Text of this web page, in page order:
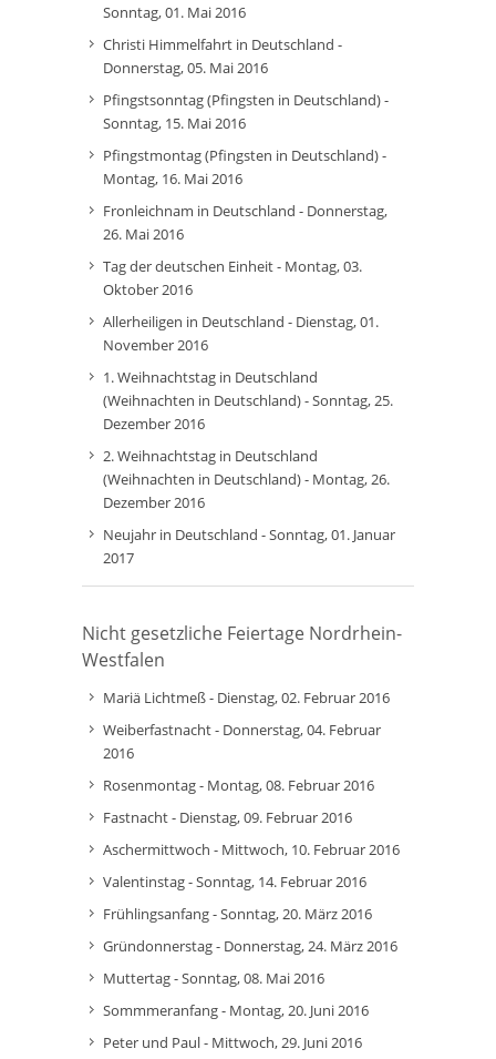
Sonntag, 01. Mai 2016
Christi Himmelfahrt in Deutschland -
Donnerstag, 05. Mai 2016
Pfingstsonntag (Pfingsten in Deutschland) -
Sonntag, 15. Mai 2016
Pfingstmontag (Pfingsten in Deutschland) -
Montag, 16. Mai 2016
Fronleichnam in Deutschland - Donnerstag,
26. Mai 2016
Tag der deutschen Einheit - Montag, 03.
Oktober 2016
Allerheiligen in Deutschland - Dienstag, 01.
November 2016
1. Weihnachtstag in Deutschland
(Weihnachten in Deutschland) - Sonntag, 25.
Dezember 2016
2. Weihnachtstag in Deutschland
(Weihnachten in Deutschland) - Montag, 26.
Dezember 2016
Neujahr in Deutschland - Sonntag, 01. Januar
2017
Nicht gesetzliche Feiertage Nordrhein-
Westfalen
Mariä Lichtmeß - Dienstag, 02. Februar 2016
Weiberfastnacht - Donnerstag, 04. Februar
2016
Rosenmontag - Montag, 08. Februar 2016
Fastnacht - Dienstag, 09. Februar 2016
Aschermittwoch - Mittwoch, 10. Februar 2016
Valentinstag - Sonntag, 14. Februar 2016
Frühlingsanfang - Sonntag, 20. März 2016
Gründonnerstag - Donnerstag, 24. März 2016
Muttertag - Sonntag, 08. Mai 2016
Sommmeranfang - Montag, 20. Juni 2016
Peter und Paul - Mittwoch, 29. Juni 2016